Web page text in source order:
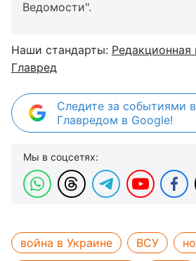
Ведомости".
Наши стандарты: Редакционная
Главред
Следите за событиями
Главредом в Google!
Мы в соцсетях:
война в Украине ВСУ